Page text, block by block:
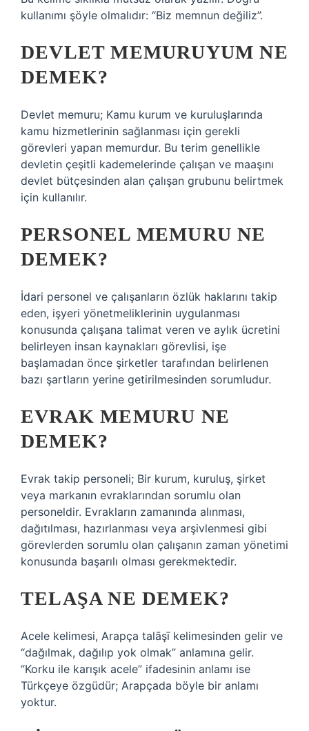
kullanımı şöyle olmalıdır: “Biz memnun değiliz”.
DEVLET MEMURUYUM NE
DEMEK?
Devlet memuru; Kamu kurum ve kuruluşlarında
kamu hizmetlerinin sağlanması için gerekli
görevleri yapan memurdur. Bu terim genellikle
devletin çeşitli kademelerinde çalışan ve maaşını
devlet bütçesinden alan çalışan grubunu belirtmek
için kullanılır.
PERSONEL MEMURU NE
DEMEK?
İdari personel ve çalışanların özlük haklarını takip
eden, işyeri yönetmeliklerinin uygulanması
konusunda çalışana talimat veren ve aylık ücretini
belirleyen insan kaynakları görevlisi, işe
başlamadan önce şirketler tarafından belirlenen
bazı şartların yerine getirilmesinden sorumludur.
EVRAK MEMURU NE
DEMEK?
Evrak takip personeli; Bir kurum, kuruluş, şirket
veya markanın evraklarından sorumlu olan
personeldir. Evrakların zamanında alınması,
dağıtılması, hazırlanması veya arşivlenmesi gibi
görevlerden sorumlu olan çalışanın zaman yönetimi
konusunda başarılı olması gerekmektedir.
TELAŞA NE DEMEK?
Acele kelimesi, Arapça talāşī kelimesinden gelir ve
“dağılmak, dağılıp yok olmak” anlamına gelir.
“Korku ile karışık acele” ifadesinin anlamı ise
Türkçeye özgüdür; Arapçada böyle bir anlamı
yoktur.